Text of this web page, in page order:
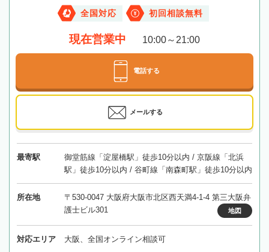
全国対応 初回相談無料
現在営業中 10:00～21:00
電話する
メールする
最寄駅
御堂筋線「淀屋橋駅」徒歩10分以内 / 京阪線「北浜
駅」徒歩10分以内 / 谷町線「南森町駅」徒歩10分以内
所在地
〒530-0047 大阪府大阪市北区西天満4-1-4 第三大阪弁
護士ビル301
地図
対応エリア 大阪、全国オンライン相談可